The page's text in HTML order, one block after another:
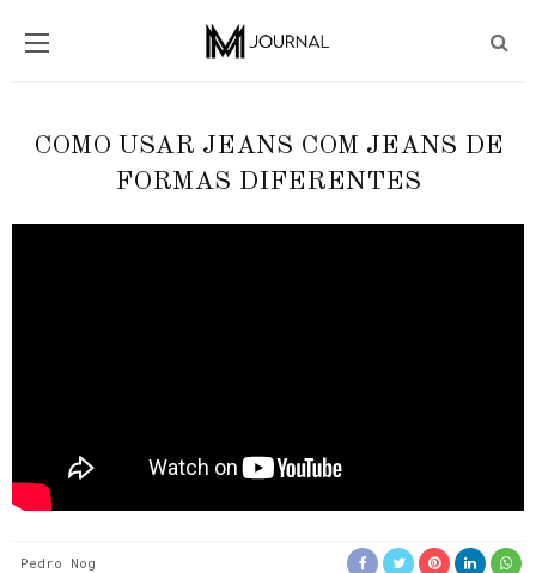
COMO USAR JEANS COM JEANS DE
FORMAS DIFERENTES
Pedro Nog